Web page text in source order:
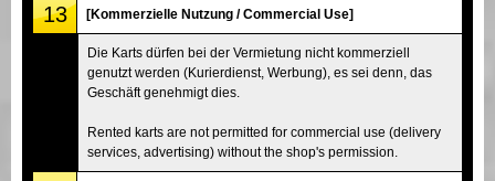
13 [Kommerzielle Nutzung / Commercial Use]
Die Karts dürfen bei der Vermietung nicht kommerziell
genutzt werden (Kurierdienst, Werbung), es sei denn, das
Geschäft genehmigt dies.
Rented karts are not permitted for commercial use (delivery
services, advertising) without the shop's permission.